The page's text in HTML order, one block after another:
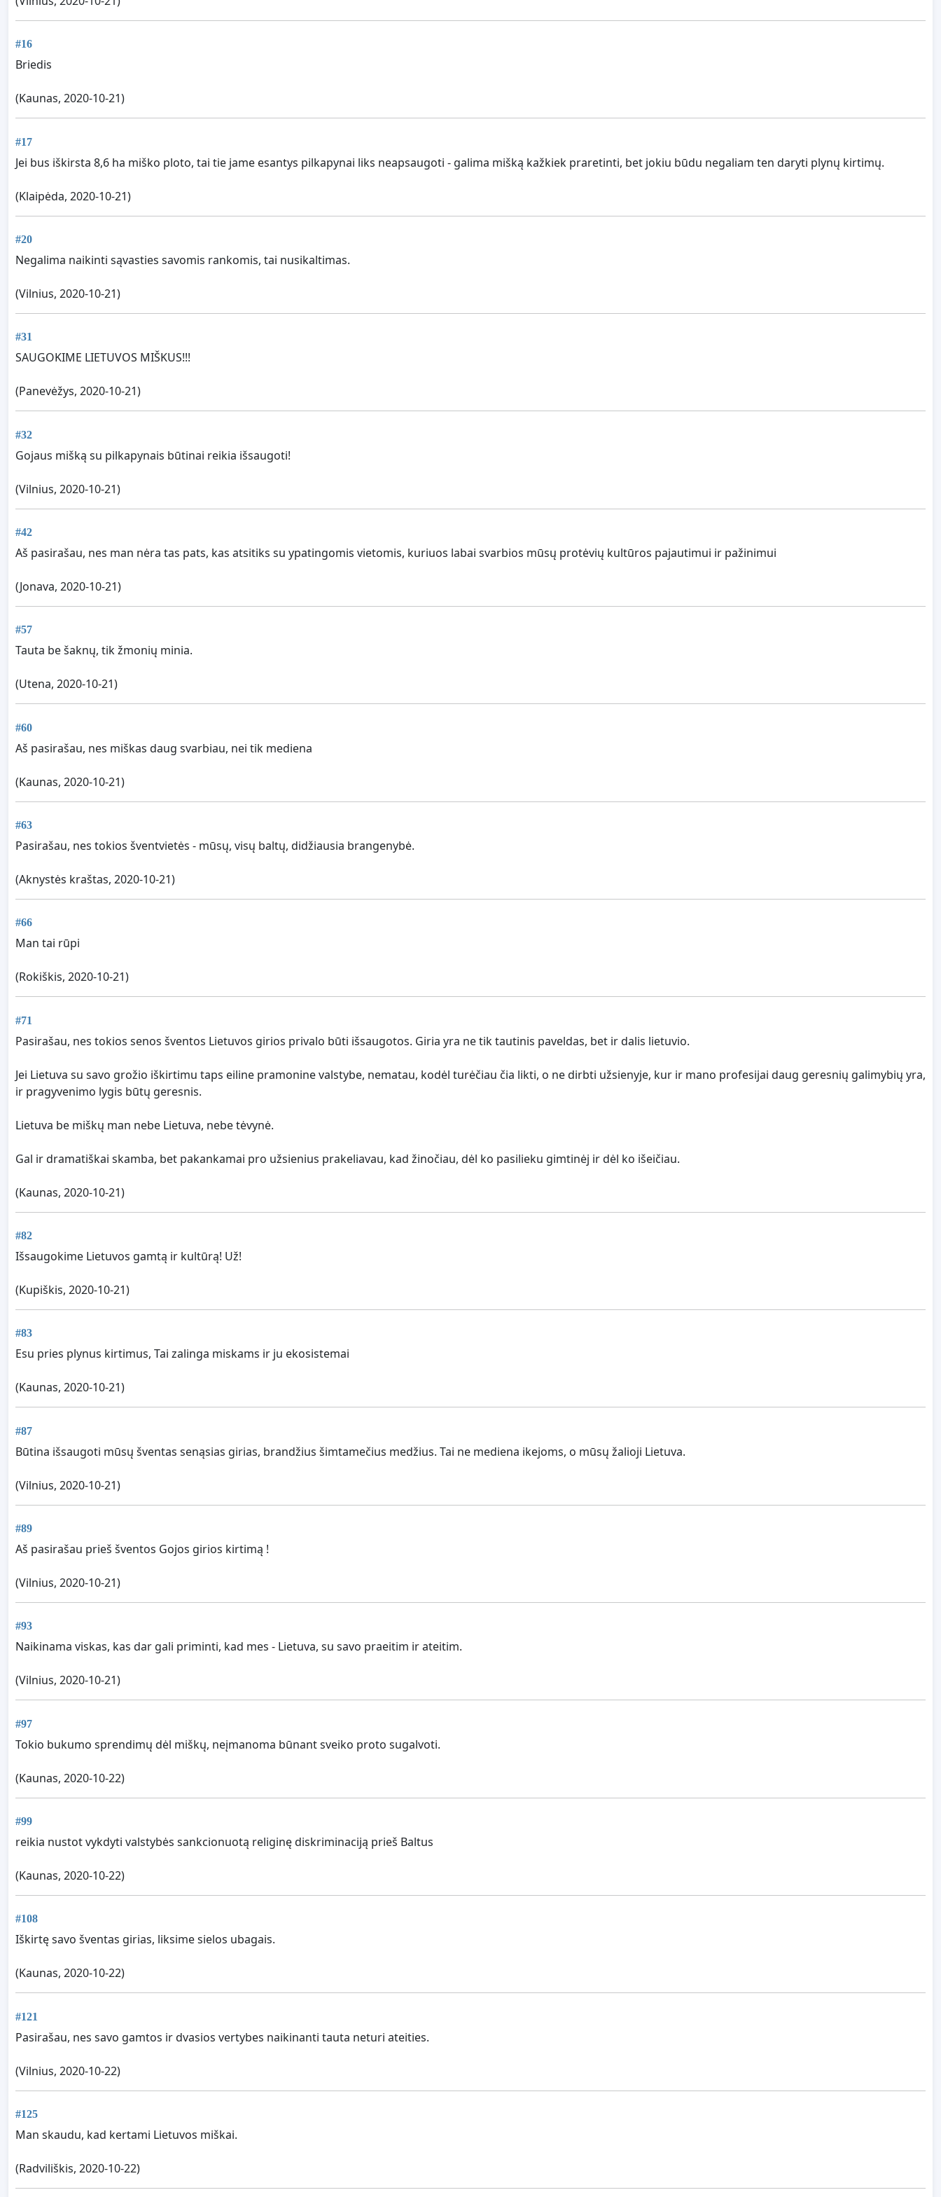
#16
Briedis
(Kaunas, 2020-10-21)
#17
Jei bus iškirsta 8,6 ha miško ploto, tai tie jame esantys pilkapynai liks neapsaugoti - galima mišką kažkiek praretinti, bet jokiu būdu negaliam ten daryti plynų kirtimų.
(Klaipėda, 2020-10-21)
#20
Negalima naikinti sąvasties savomis rankomis, tai nusikaltimas.
(Vilnius, 2020-10-21)
#31
SAUGOKIME LIETUVOS MIŠKUS!!!
(Panevėžys, 2020-10-21)
#32
Gojaus mišką su pilkapynais būtinai reikia išsaugoti!
(Vilnius, 2020-10-21)
#42
Aš pasirašau, nes man nėra tas pats, kas atsitiks su ypatingomis vietomis, kuriuos labai svarbios mūsų protėvių kultūros pajautimui ir pažinimui
(Jonava, 2020-10-21)
#57
Tauta be šaknų, tik žmonių minia.
(Utena, 2020-10-21)
#60
Aš pasirašau, nes miškas daug svarbiau, nei tik mediena
(Kaunas, 2020-10-21)
#63
Pasirašau, nes tokios šventvietės - mūsų, visų baltų, didžiausia brangenybė.
(Aknystės kraštas, 2020-10-21)
#66
Man tai rūpi
(Rokiškis, 2020-10-21)
#71
Pasirašau, nes tokios senos šventos Lietuvos girios privalo būti išsaugotos. Giria yra ne tik tautinis paveldas, bet ir dalis lietuvio.
Jei Lietuva su savo grožio iškirtimu taps eiline pramonine valstybe, nematau, kodėl turėčiau čia likti, o ne dirbti užsienyje, kur ir mano profesijai daug geresnių galimybių yra,
ir pragyvenimo lygis būtų geresnis.
Lietuva be miškų man nebe Lietuva, nebe tėvynė.
Gal ir dramatiškai skamba, bet pakankamai pro užsienius prakeliavau, kad žinočiau, dėl ko pasilieku gimtinėj ir dėl ko išeičiau.
(Kaunas, 2020-10-21)
#82
Išsaugokime Lietuvos gamtą ir kultūrą! Už!
(Kupiškis, 2020-10-21)
#83
Esu pries plynus kirtimus, Tai zalinga miskams ir ju ekosistemai
(Kaunas, 2020-10-21)
#87
Būtina išsaugoti mūsų šventas senąsias girias, brandžius šimtamečius medžius. Tai ne mediena ikejoms, o mūsų žalioji Lietuva.
(Vilnius, 2020-10-21)
#89
Aš pasirašau prieš šventos Gojos girios kirtimą !
(Vilnius, 2020-10-21)
#93
Naikinama viskas, kas dar gali priminti, kad mes - Lietuva, su savo praeitim ir ateitim.
(Vilnius, 2020-10-21)
#97
Tokio bukumo sprendimų dėl miškų, neįmanoma būnant sveiko proto sugalvoti.
(Kaunas, 2020-10-22)
#99
reikia nustot vykdyti valstybės sankcionuotą religinę diskriminaciją prieš Baltus
(Kaunas, 2020-10-22)
#108
Iškirtę savo šventas girias, liksime sielos ubagais.
(Kaunas, 2020-10-22)
#121
Pasirašau, nes savo gamtos ir dvasios vertybes naikinanti tauta neturi ateities.
(Vilnius, 2020-10-22)
#125
Man skaudu, kad kertami Lietuvos miškai.
(Radviliškis, 2020-10-22)